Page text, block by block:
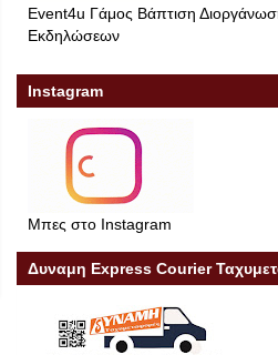
Event4u Γάμος Βάπτιση
Εκδηλώσεων
Instagram
Μπες στο Instagram
Δυναμη Express Courier